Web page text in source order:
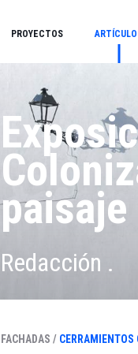
PROYECTOS
paisaje
Redacción .
FACHADAS / CERRAMIENTOS